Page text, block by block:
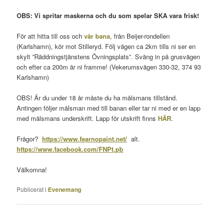
OBS: Vi spritar maskerna och du som spelar SKA vara frisk!
För att hitta till oss ochvår bana, från Beijer-rondellen
(Karlshamn), kör mot Stilleryd. Följ vägen ca 2km tills ni ser en
skylt ”Räddningstjänstens Övningsplats”. Sväng in på grusvägen
och efter ca 200m är ni framme! (Vekerumsvägen 330-32, 374 93
Karlshamn)
OBS! Är du under 18 år måste du ha målsmans tillstånd.
Antingen följer målsman med till banan eller tar ni med er en lapp
med målsmans underskrift. Lapp för utskrift finnsHÄR.
Frågor?https://www.fearnopaint.net/ alt.
https://www.facebook.com/FNPt.pb
Välkomna!
Publicerat i Evenemang